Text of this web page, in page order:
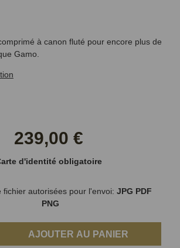
à canon fluté pour encore plus de
Gamo.
239,00 €
d'identité obligatoire
fichier autorisées pour l'envoi: JPG PDF
PNG
AJOUTER AU PANIER